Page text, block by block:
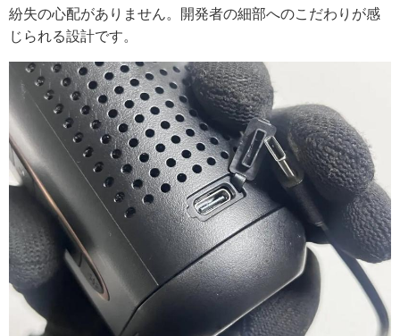
紛失の心配がありません。開発者の細部へのこだわりが感
じられる設計です。